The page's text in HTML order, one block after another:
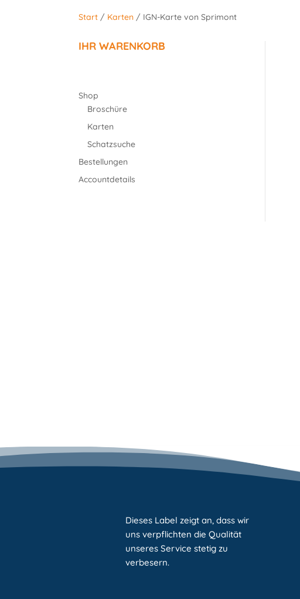
Start / Karten / IGN-Karte von Sprimont
IHR WARENKORB
Shop
Broschüre
Karten
Schatzsuche
Bestellungen
Accountdetails
Dieses Label zeigt an, dass wir
uns verpflichten die Qualität
unseres Service stetig zu
verbesern.